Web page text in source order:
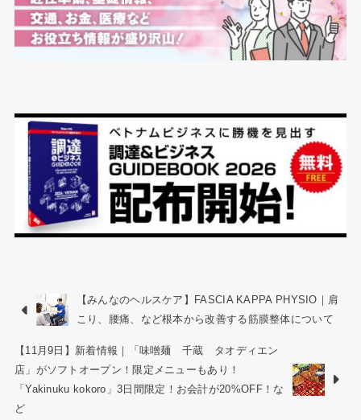
【みんなのヘルスケア】FASCIA KAPPA PHYSIO｜肩
こり、腰痛、など根本から改善する筋膜整体について
【11月9日】新着情報｜「味噌麺 千蔵 タオディエン
店」がソフトオープン！限定メニューもあり！
「Yakinuku kokoro」3日間限定！お会計が20%OFF！な
ど